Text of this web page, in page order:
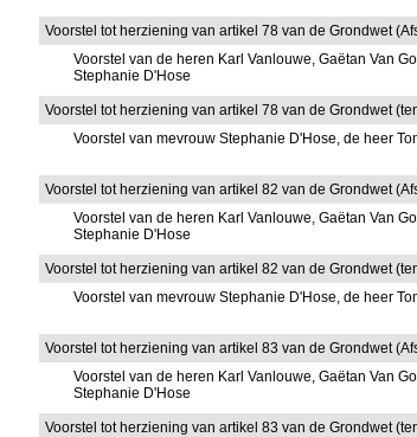
Voorstel tot herziening van artikel 78 van de Grondwet
Voorstel van de heren Karl Vanlouwe, Gaëtan Van
Stephanie D'Hose
Voorstel tot herziening van artikel 78 van de Grondwet
Voorstel van mevrouw Stephanie D'Hose, de heer
Voorstel tot herziening van artikel 82 van de Grondwet
Voorstel van de heren Karl Vanlouwe, Gaëtan Van
Stephanie D'Hose
Voorstel tot herziening van artikel 82 van de Grondwet
Voorstel van mevrouw Stephanie D'Hose, de heer
Voorstel tot herziening van artikel 83 van de Grondwet
Voorstel van de heren Karl Vanlouwe, Gaëtan Van
Stephanie D'Hose
Voorstel tot herziening van artikel 83 van de Grondwet